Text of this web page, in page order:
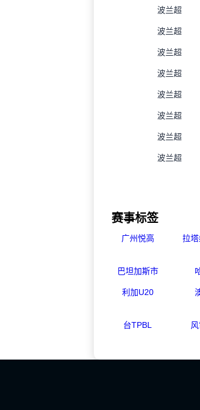
波兰超
波兰超
波兰超
波兰超
波兰超
波兰超
波兰超
波兰超
赛事标签
广州悦高
拉
巴坦加斯市
利加U20
台TPBL